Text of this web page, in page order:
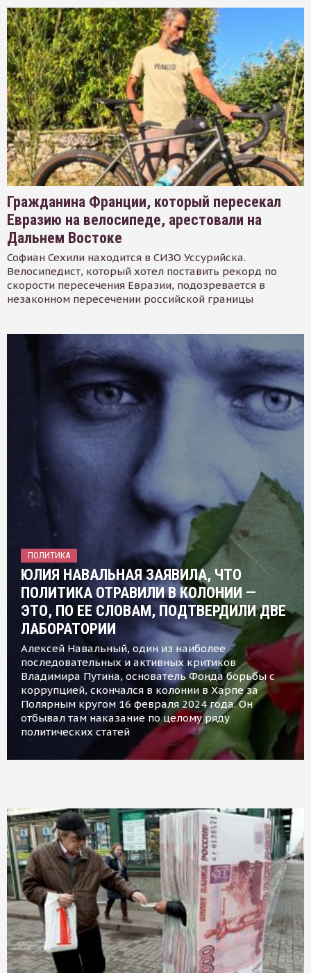
Гражданина Франции, который пересекал
Евразию на велосипеде, арестовали на
Дальнем Востоке
Софиан Сехили находится в СИЗО Уссурийска.
Велосипедист, который хотел поставить рекорд по
скорости пересечения Евразии, подозревается в
незаконном пересечении российской границы
ПОЛИТИКА
ЮЛИЯ НАВАЛЬНАЯ ЗАЯВИЛА, ЧТО
ПОЛИТИКА ОТРАВИЛИ В КОЛОНИИ —
ЭТО, ПО ЕЕ СЛОВАМ, ПОДТВЕРДИЛИ ДВЕ
ЛАБОРАТОРИИ
Алексей Навальный, один из наиболее
последовательных и активных критиков
Владимира Путина, основатель Фонда борьбы с
коррупцией, скончался в колонии в Харпе за
Полярным кругом 16 февраля 2024 года. Он
отбывал там наказание по целому ряду
политических статей